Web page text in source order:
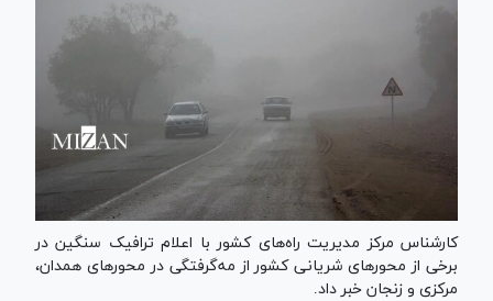
کارشناس مرکز مدیریت راه‌های کشور با اعلام ترافیک سنگین در
برخی از محور‌های شریانی کشور از مه‌گرفتگی در محور‌های همدان،
مرکزی و زنجان خبر داد.